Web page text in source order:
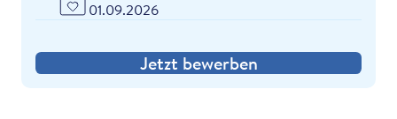
01.09.2026
Jetzt bewerben